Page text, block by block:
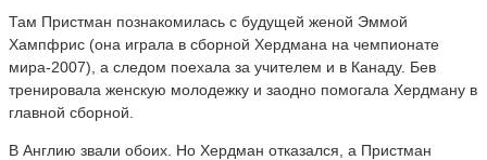
Там Пристман познакомилась с будущей женой Эммой
Хампфрис (она играла в сборной Хердмана на чемпионате
мира-2007), а следом поехала за учителем и в Канаду. Бев
тренировала женскую молодежку и заодно помогала Хердману в
главной сборной.
В Англию звали обоих. Но Хердман отказался, а Пристман